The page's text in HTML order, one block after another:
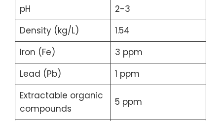
pH
2-3
Density (kg/L)
1.54
Iron (Fe)
3 ppm
Lead (Pb)
1 ppm
Extractable organic
compounds
5 ppm